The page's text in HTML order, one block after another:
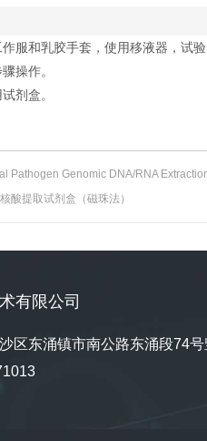
服和乳胶手套，使用移液器，试
操作。
剂盒。
Pathogen Genomic DNA/RNA
酸提取试剂盒（磁珠法）
有限公司
区东涌镇市南公路东涌段74